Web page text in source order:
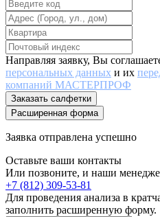
Направляя заявку, Вы
персональных данных и их
компаний МАСТЕРПРОФ
Заказать салфетки
Расширенная форма
Заявка отправлена успешно
Оставьте ваши контакты
Или позвоните, и наши
+7 (812) 309-53-81
Для проведения анализа в
заполнить расширенную форму.